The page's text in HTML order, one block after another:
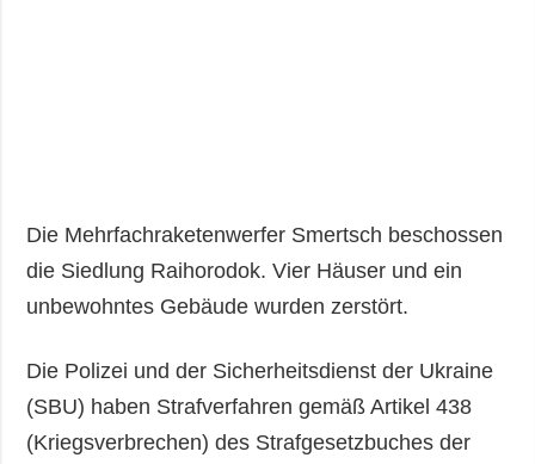
Die Mehrfachraketenwerfer Smertsch beschossen
die Siedlung Raihorodok. Vier Häuser und ein
unbewohntes Gebäude wurden zerstört.
Die Polizei und der Sicherheitsdienst der Ukraine
(SBU) haben Strafverfahren gemäß Artikel 438
(Kriegsverbrechen) des Strafgesetzbuches der